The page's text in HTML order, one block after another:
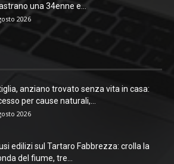
una 34enne e...
2026
anziano trovato senza vita in casa:
per cause naturali,...
2026
edilizi sul Tartaro Fabbrezza: crolla la
del fiume, tre...